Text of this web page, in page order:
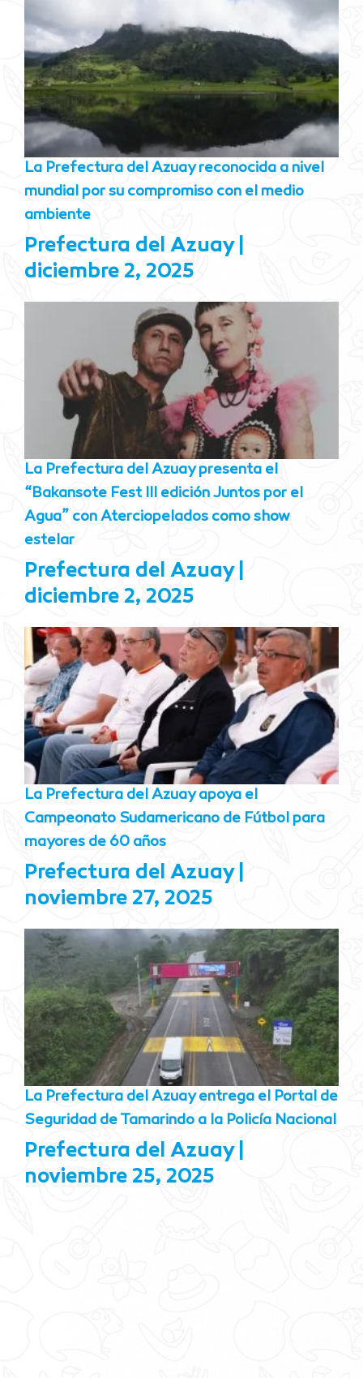
La Prefectura del Azuay reconocida a nivel
mundial por su compromiso con el medio
ambiente
Prefectura del Azuay
diciembre 2, 2025
La Prefectura del Azuay presenta el
“Bakansote Fest III edición Juntos por el
Agua” con Aterciopelados como show
estelar
Prefectura del Azuay
diciembre 2, 2025
La Prefectura del Azuay apoya el
Campeonato Sudamericano de Fútbol para
mayores de 60 años
Prefectura del Azuay
noviembre 27, 2025
La Prefectura del Azuay entrega el Portal de
Seguridad de Tamarindo a la Policía Nacional
Prefectura del Azuay
noviembre 25, 2025